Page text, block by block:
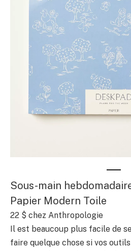
Sous-main
Papier Modern Toile
22 $ chez Anthropologie
Il est beaucoup plus facile de
faire quelque chose si vos